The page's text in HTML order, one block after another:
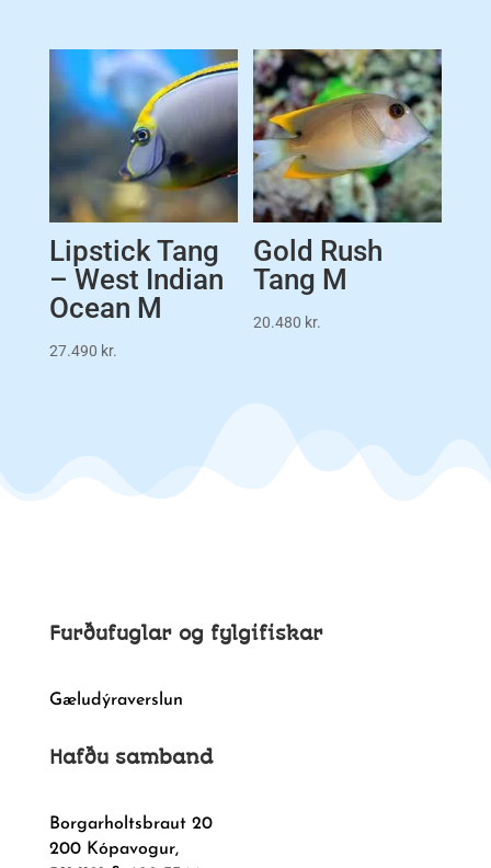
Lipstick Tang
– West Indian
Ocean M
27.490 kr.
Gold Rush
Tang M
20.480 kr.
Furðufuglar og fylgifiskar
Gæludýraverslun
Hafðu samband
Borgarholtsbraut 20
200 Kópavogur,